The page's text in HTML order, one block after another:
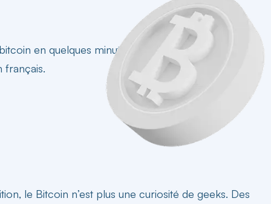
en quelques minutes
, dès 10 €, avec le
français.
le Bitcoin n’est plus une curiosité de geeks. Des